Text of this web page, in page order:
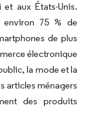
aux États-Unis.
environ 75 % de
de plus
électronique
la mode et la
articles ménagers
des produits